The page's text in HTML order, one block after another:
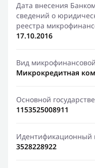
Дата внесения
сведений о
реестра
17.10.2016
Вид
Микрокредитная
Основной
1153525008911
Идентификационный
3528228922